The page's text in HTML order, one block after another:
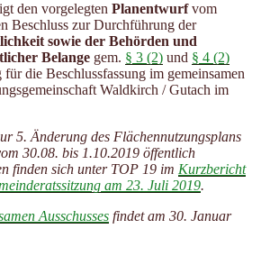
den vorgelegten Planentwurfvom
Beschluss zur Durchführung der
sowie der Behörden und
Belange gem. § 3 (2) und § 4 (2)
für die Beschlussfassung im gemeinsamen
Waldkirch / Gutach im
5. Änderung des Flächennutzungsplans
30.08. bis 1.10.2019 öffentlich
finden sich unter TOP 19 im Kurzbericht
am 23. Juli 2019.
Ausschusses findet am 30. Januar